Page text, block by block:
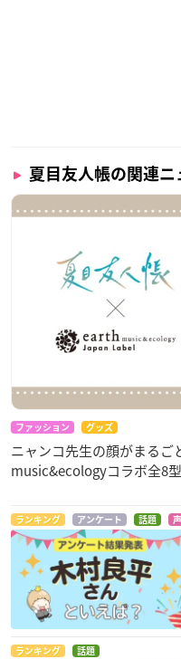
夏目友人帳の関連ニ
ファッション グッズ
ニャンコ先生の顔がまる
music&ecologyコラボ全8
ランキング アンケート 話題
ランキング 話題